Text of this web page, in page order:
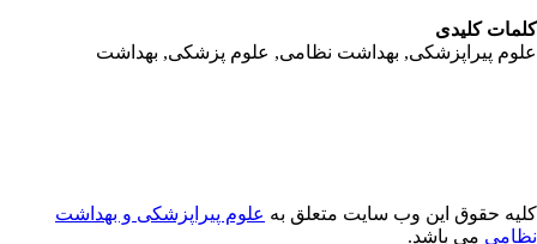
کلیدی
پیراپزشکی, بهداشت نظامی, علوم پزشکی, بهداشت
حقوق این وب سایت متعلق بهعلوم پیراپزشکی و بهداشت
می باشد.